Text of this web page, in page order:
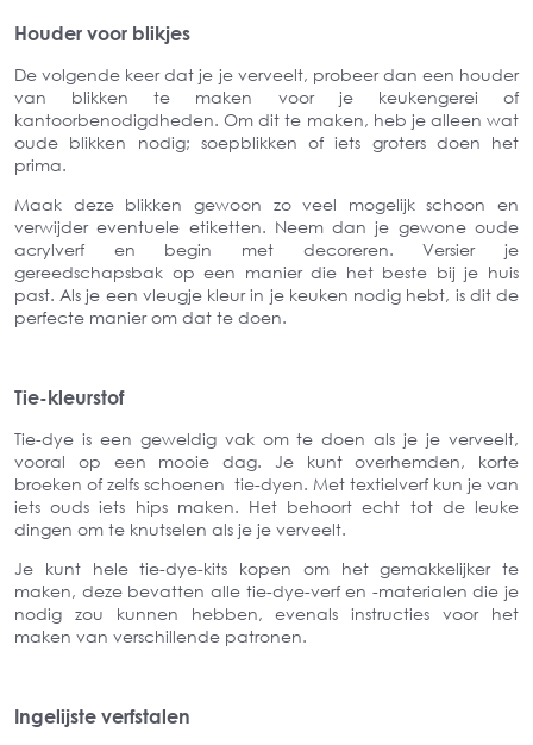
Houder voor blikjes
De volgende keer dat je je verveelt, probeer dan een houder
van blikken te maken voor je keukengerei of
kantoorbenodigdheden. Om dit te maken, heb je alleen wat
oude blikken nodig; soepblikken of iets groters doen het
prima.
Maak deze blikken gewoon zo veel mogelijk schoon en
verwijder eventuele etiketten. Neem dan je gewone oude
acrylverf en begin met decoreren. Versier je
gereedschapsbak op een manier die het beste bij je huis
past. Als je een vleugje kleur in je keuken nodig hebt, is dit de
perfecte manier om dat te doen.
Tie-kleurstof
Tie-dye is een geweldig vak om te doen als je je verveelt,
vooral op een mooie dag. Je kunt overhemden, korte
broeken of zelfs schoenen tie-dyen. Met textielverf kun je van
iets ouds iets hips maken. Het behoort echt tot de leuke
dingen om te knutselen als je je verveelt.
Je kunt hele tie-dye-kits kopen om het gemakkelijker te
maken, deze bevatten alle tie-dye-verf en -materialen die je
nodig zou kunnen hebben, evenals instructies voor het
maken van verschillende patronen.
Ingelijste verfstalen